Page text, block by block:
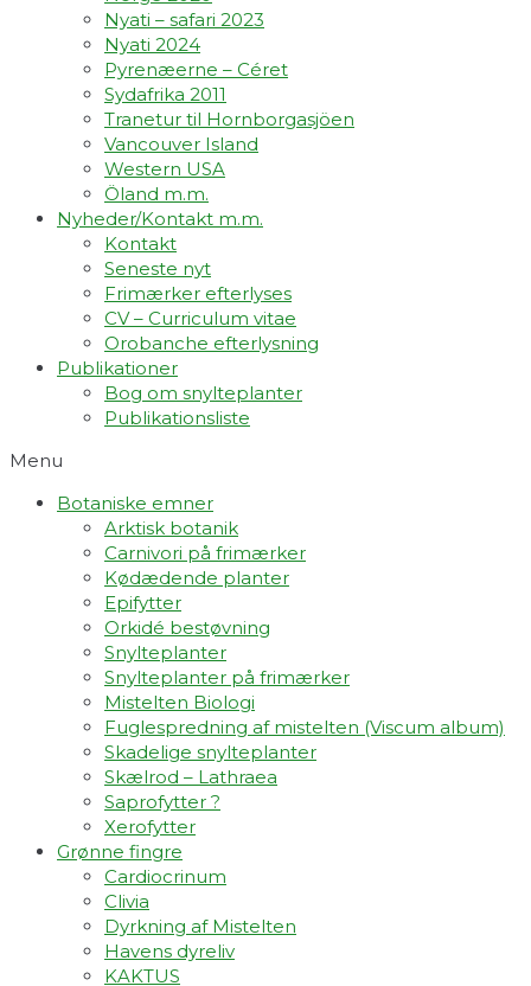
Nyati – safari 2023
Nyati 2024
Pyrenæerne – Céret
Sydafrika 2011
Tranetur til Hornborgasjöen
Vancouver Island
Western USA
Öland m.m.
Nyheder/Kontakt m.m.
Kontakt
Seneste nyt
Frimærker efterlyses
CV – Curriculum vitae
Orobanche efterlysning
Publikationer
Bog om snylteplanter
Publikationsliste
Menu
Botaniske emner
Arktisk botanik
Carnivori på frimærker
Kødædende planter
Epifytter
Orkidé bestøvning
Snylteplanter
Snylteplanter på frimærker
Mistelten Biologi
Fuglespredning af mistelten (Viscum album)​
Skadelige snylteplanter
Skælrod – Lathraea
Saprofytter ?
Xerofytter
Grønne fingre
Cardiocrinum
Clivia
Dyrkning af Mistelten
Havens dyreliv
KAKTUS